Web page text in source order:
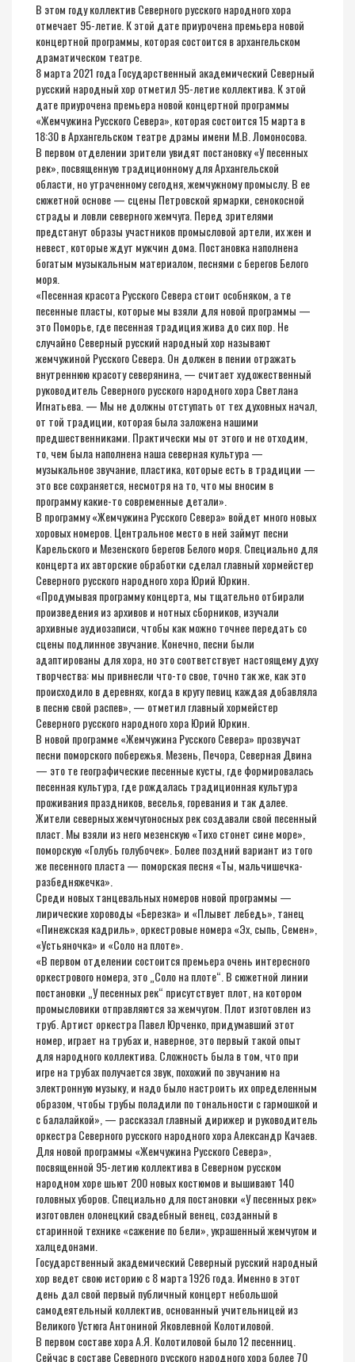
В этом году коллектив Северного русского народного хора
отмечает 95-летие. К этой дате приурочена премьера новой
концертной программы, которая состоится в архангельском
драматическом театре.
8 марта 2021 года Государственный академический Северный
русский народный хор отметил 95-летие коллектива. К этой
дате приурочена премьера новой концертной программы
«Жемчужина Русского Севера», которая состоится 15 марта в
18:30 в Архангельском театре драмы имени М.В. Ломоносова.
В первом отделении зрители увидят постановку «У песенных
рек», посвященную традиционному для Архангельской
области, но утраченному сегодня, жемчужному промыслу. В ее
сюжетной основе — сцены Петровской ярмарки, сенокосной
страды и ловли северного жемчуга. Перед зрителями
предстанут образы участников промысловой артели, их жен и
невест, которые ждут мужчин дома. Постановка наполнена
богатым музыкальным материалом, песнями с берегов Белого
моря.
«Песенная красота Русского Севера стоит особняком, а те
песенные пласты, которые мы взяли для новой программы —
это Поморье, где песенная традиция жива до сих пор. Не
случайно Северный русский народный хор называют
жемчужиной Русского Севера. Он должен в пении отражать
внутреннюю красоту северянина, — считает художественный
руководитель Северного русского народного хора Светлана
Игнатьева. — Мы не должны отступать от тех духовных начал,
от той традиции, которая была заложена нашими
предшественниками. Практически мы от этого и не отходим,
то, чем была наполнена наша северная культура —
музыкальное звучание, пластика, которые есть в традиции —
это все сохраняется, несмотря на то, что мы вносим в
программу какие-то современные детали».
В программу «Жемчужина Русского Севера» войдет много новых
хоровых номеров. Центральное место в ней займут песни
Карельского и Мезенского берегов Белого моря. Специально для
концерта их авторские обработки сделал главный хормейстер
Северного русского народного хора Юрий Юркин.
«Продумывая программу концерта, мы тщательно отбирали
произведения из архивов и нотных сборников, изучали
архивные аудиозаписи, чтобы как можно точнее передать со
сцены подлинное звучание. Конечно, песни были
адаптированы для хора, но это соответствует настоящему духу
творчества: мы привнесли что-то свое, точно так же, как это
происходило в деревнях, когда в кругу певиц каждая добавляла
в песню свой распев», — отметил главный хормейстер
Северного русского народного хора Юрий Юркин.
В новой программе «Жемчужина Русского Севера» прозвучат
песни поморского побережья. Мезень, Печора, Северная Двина
— это те географические песенные кусты, где формировалась
песенная культура, где рождалась традиционная культура
проживания праздников, веселья, горевания и так далее.
Жители северных жемчугоносных рек создавали свой песенный
пласт. Мы взяли из него мезенскую «Тихо стонет сине море»,
поморскую «Голубь голубочек». Более поздний вариант из того
же песенного пласта — поморская песня «Ты, мальчишечка-
разбедняжечка».
Среди новых танцевальных номеров новой программы —
лирические хороводы «Березка» и «Плывет лебедь», танец
«Пинежская кадриль», оркестровые номера «Эх, сыпь, Семен»,
«Устьяночка» и «Соло на плоте».
«В первом отделении состоится премьера очень интересного
оркестрового номера, это „Соло на плоте“. В сюжетной линии
постановки „У песенных рек“ присутствует плот, на котором
промысловики отправляются за жемчугом. Плот изготовлен из
труб. Артист оркестра Павел Юрченко, придумавший этот
номер, играет на трубах и, наверное, это первый такой опыт
для народного коллектива. Сложность была в том, что при
игре на трубах получается звук, похожий по звучанию на
электронную музыку, и надо было настроить их определенным
образом, чтобы трубы поладили по тональности с гармошкой и
с балалайкой», — рассказал главный дирижер и руководитель
оркестра Северного русского народного хора Александр Качаев.
Для новой программы «Жемчужина Русского Севера»,
посвященной 95-летию коллектива в Северном русском
народном хоре шьют 200 новых костюмов и вышивают 140
головных уборов. Специально для постановки «У песенных рек»
изготовлен олонецкий свадебный венец, созданный в
старинной технике «сажение по бели», украшенный жемчугом и
халцедонами.
Государственный академический Северный русский народный
хор ведет свою историю с 8 марта 1926 года. Именно в этот
день дал свой первый публичный концерт небольшой
самодеятельный коллектив, основанный учительницей из
Великого Устюга Антониной Яковлевной Колотиловой.
В первом составе хора А.Я. Колотиловой было 12 песенниц.
Сейчас в составе Северного русского народного хора более 70